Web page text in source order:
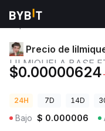
Precios de
Precio de
$0.00000624
24H 7D 14D
Bajo $ 0.000006